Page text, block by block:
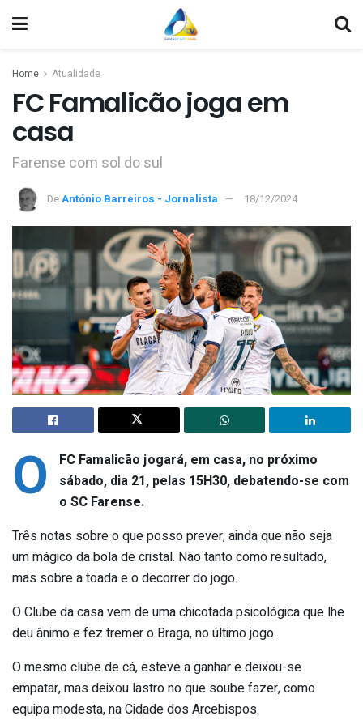
Home Atualidade
FC Famalicão joga em
casa
Farense com sol do sul
DeAntónio Barreiros - Jornalista 18/12/2024
O
FC Famalicão jogará, em casa, no próximo
sábado, dia 21, pelas 15H30, debatendo-se com
o SC Farense.
Três notas sobre o que posso prever, ainda que não seja
um mágico da bola de cristal. Não tanto como resultado,
mas sobre a toada e o decorrer do jogo.
O Clube da casa vem de uma chicotada psicológica que lhe
deu ânimo e fez tremer o Braga, no último jogo.
O mesmo clube de cá, esteve a ganhar e deixou-se
empatar, mas deixou lastro no que soube fazer, como
equipa modesta, na Cidade dos Arcebispos.